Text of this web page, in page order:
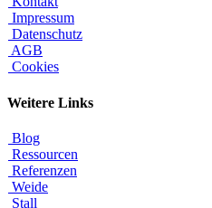
Impressum
Datenschutz
AGB
Cookies
Weitere Links
Blog
Ressourcen
Referenzen
Weide
Stall